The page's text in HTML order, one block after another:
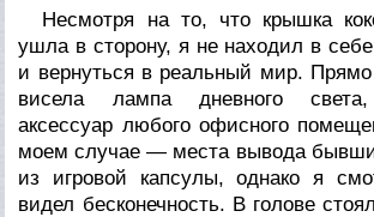
Несмотря на то, что крышка
ушла в сторону, я не находил в
и вернуться в реальный мир.
висела лампа дневного света,
аксессуар любого офисного
моем случае — места вывода
из игровой капсулы, однако я
видел бесконечность. В голове